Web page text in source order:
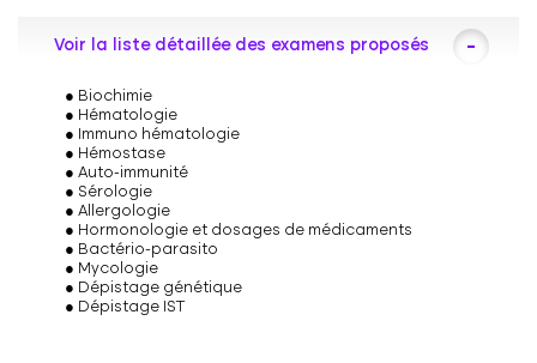
Voir la liste détaillée des examens proposés
Biochimie
Hématologie
Immuno hématologie
Hémostase
Auto-immunité
Sérologie
Allergologie
Hormonologie et dosages de médicaments
Bactério-parasito
Mycologie
Dépistage génétique
Dépistage IST